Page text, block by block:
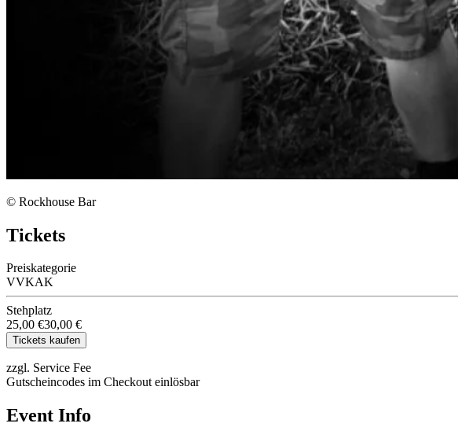
© Rockhouse Bar
Tickets
Preiskategorie
VVKAK
Stehplatz
25,00 €30,00 €
Tickets kaufen
zzgl. Service Fee
Gutscheincodes im Checkout einlösbar
Event Info